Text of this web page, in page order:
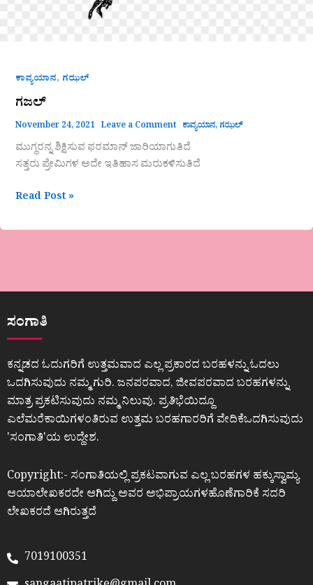
ಕಾವ್ಯಯಾನ, ಗಝಲ್
ಗಜಲ್
November 24, 2021 Leave a Comment ಕಾವ್ಯಯಾನ, ಗಝಲ್
ಮುಗ್ಧರನ್ನ ಶಿಕ್ಷಿಸುವ ಫರಮಾನ್ ಜಾರಿಯಾಗುತಿದೆ
ಸತ್ತರು ಪ್ರೇಮಿಗಳ ಅದೇ ಇತಿಹಾಸ ಮರುಕಳಿಸುತಿದೆ
Read Post »
ಸಂಗಾತಿ
ಕನ್ನಡದ ಓದುಗರಿಗೆ ಉತ್ತಮವಾದ ಎಲ್ಲ ಪ್ರಕಾರದ ಬರಹಳನ್ನು ಓದಲು
ಒದಗಿಸುವುದು ನಮ್ಮ ಗುರಿ. ಜನಪರವಾದ, ಜೀವಪರವಾದ ಬರಹಗಳನ್ನು
ಮಾತ್ರ ಪ್ರಕಟಿಸುವುದು ನಮ್ಮ ನಿಲುವು. ಪ್ರತಿಭೆಯಿದ್ದೂ
ಎಲೆಮರೆಕಾಯಿಗಳಂತಿರುವ ಉತ್ತಮ ಬರಹಗಾರರಿಗೆ ವೇದಿಕೆಒದಗಿಸುವುದು
ʼಸಂಗಾತಿʼಯ ಉದ್ದೇಶ.
Copyright:- ಸಂಗಾತಿಯಲ್ಲಿ ಪ್ರಕಟವಾಗುವ ಎಲ್ಲ ಬರಹಗಳ ಹಕ್ಕುಸ್ವಾಮ್ಯ
ಆಯಾಲೇಖಕರದೇ ಆಗಿದ್ದು ಅವರ ಅಭಿಪ್ರಾಯಗಳಹೊಣೆಗಾರಿಕೆ ಸದರಿ
ಲೇಖಕರದೆ ಆಗಿರುತ್ತದೆ
7019100351